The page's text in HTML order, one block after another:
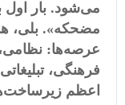
می‌شود. بار
مضحکه». بلی،
عرصه‌ها:
فرهنگی،
اعظم